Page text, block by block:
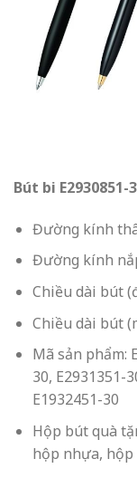
Bút bi
Đường kính
Đường kính
Chiều dài bút
Chiều dài bút
Mã sản phẩm:
30, E2931351-
E1932451-30
Hộp bút quà
hộp nhựa, hộp